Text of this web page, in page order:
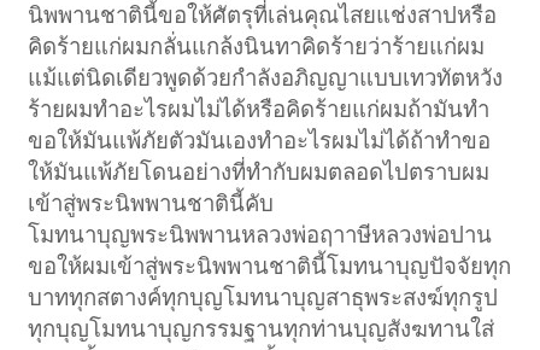
นิพพานชาตินี้ขอให้ศัตรุที่เล่นคุณไสยแช่งสาปหรือ
คิดร้ายแก่ผมกลั่นแกล้งนินทาคิดร้ายว่าร้ายแก่ผม
แม้แต่นิดเดียวพูดด้วยกำลังอภิญญาแบบเทวทัตหวัง
ร้ายผมทำอะไรผมไม่ได้หรือคิดร้ายแก่ผมถ้ามันทำ
ขอให้มันแพ้ภัยตัวมันเองทำอะไรผมไม่ได้ถ้าทำขอ
ให้มันแพ้ภัยโดนอย่างที่ทำกับผมตลอดไปตราบผม
เข้าสู่พระนิพพานชาตินี้คับ
โมทนาบุญพระนิพพานหลวงพ่อฤาาษีหลวงพ่อปาน
ขอให้ผมเข้าสู่พระนิพพานชาตินี้โมทนาบุญปัจจัยทุก
บาททุกสตางค์ทุกบุญโมทนาบุญสาธุพระสงฆ์ทุกรูป
ทุกบุญโมทนาบุญกรรมฐานทุกท่านบุญสังฆทานใส่